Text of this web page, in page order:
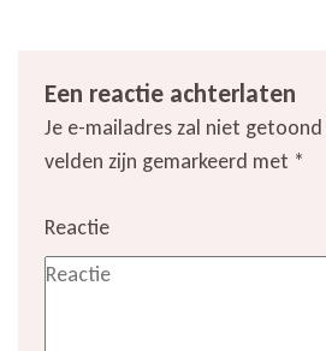
Een reactie achterlaten
Je e-mailadres zal niet
velden zijn gemarkeerd met *
Reactie